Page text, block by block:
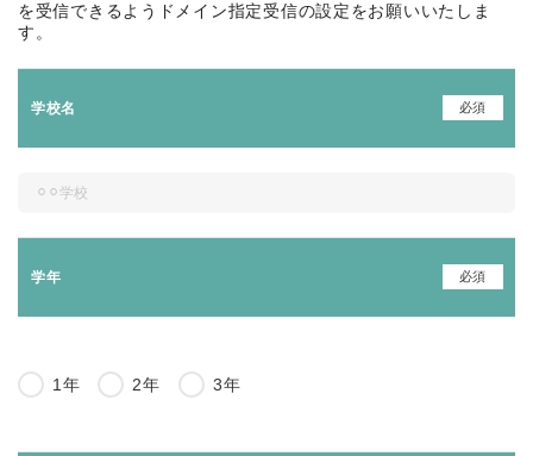
を受信できるようドメイン指定受信の設定をお願いいたしま
す。
学校名 必須
学年 必須
1年 2年 3年